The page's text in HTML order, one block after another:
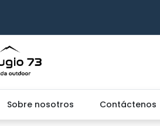
Sobre nosotros Contáctenos